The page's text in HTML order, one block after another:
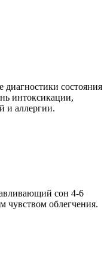
состояния
интоксикации,
и аллергии.
сон 4-6
чувством облегчения.